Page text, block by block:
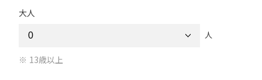
大人
人
13歳以上